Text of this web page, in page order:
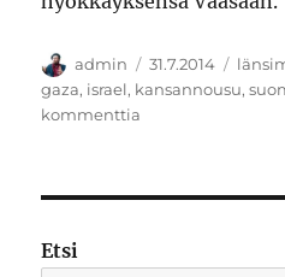
Kirjoittaja
admin Julkaistu
31.7.2014
gaza, israel, kansannousu,
kommenttia
Etsi